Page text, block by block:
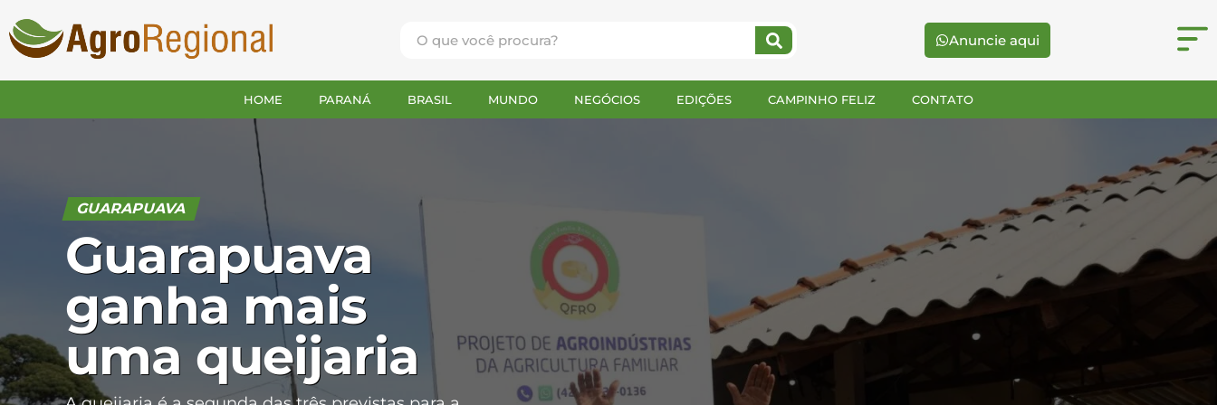
Anuncie aqui
HOME PARANÁ BRASIL MUNDO NEGÓCIOS EDIÇÕES CAMPINHO FELIZ CONTATO
GUARAPUAVA
Guarapuava
ganha mais
uma queijaria